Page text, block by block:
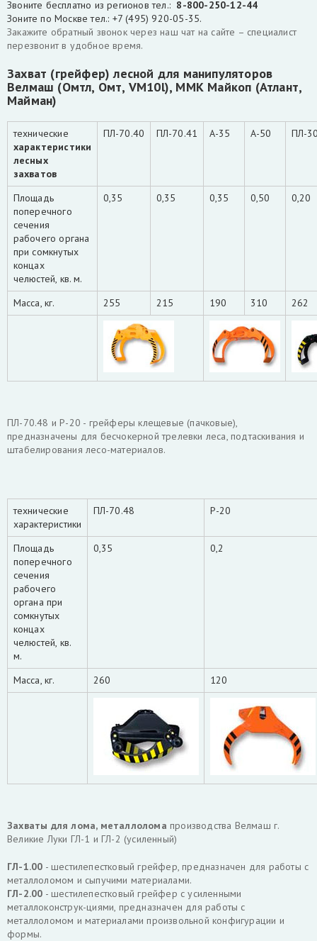
Звоните бесплатно из регионов тел.: 8-800-250-12-44
Зоните по Москве тел.: +7 (495) 920-05-35.
Закажите обратный звонок через наш чат на сайте – специалист
перезвонит в удобное время.
Захват (грейфер) лесной для манипуляторов
Велмаш (Омтл, Омт, VM10l), ММК Майкоп (Атлант,
Майман)
технические
характеристики
лесных
захватов
ПЛ-70.40 ПЛ-70.41 А-35 А-50 ПЛ-
Площадь
поперечного
сечения
рабочего органа
при сомкнутых
концах
челюстей, кв. м.
0,35 0,35 0,35 0,50 0,20
Масса, кг. 255 215 190 310 262
ПЛ-70.48 и Р-20 - грейферы клещевые (пачковые),
предназначены для бесчокерной трелевки леса, подтаскивания и
штабелирования лесо-материалов.
технические
характеристики
ПЛ-70.48 Р-20
Площадь
поперечного
сечения
рабочего
органа при
сомкнутых
концах
челюстей, кв.
м.
0,35 0,2
Масса, кг. 260 120
Захваты для лома, металлолома производства Велмаш г.
Великие Луки ГЛ-1 и ГЛ-2 (усиленный)
ГЛ-1.00 - шестилепестковый грейфер, предназначен для работы с
металлоломом и сыпучими материалами.
ГЛ-2.00 - шестилепестковый грейфер с усиленными
металлоконструк-циями, предназначен для работы с
металлоломом и материалами произвольной конфигурации и
формы.